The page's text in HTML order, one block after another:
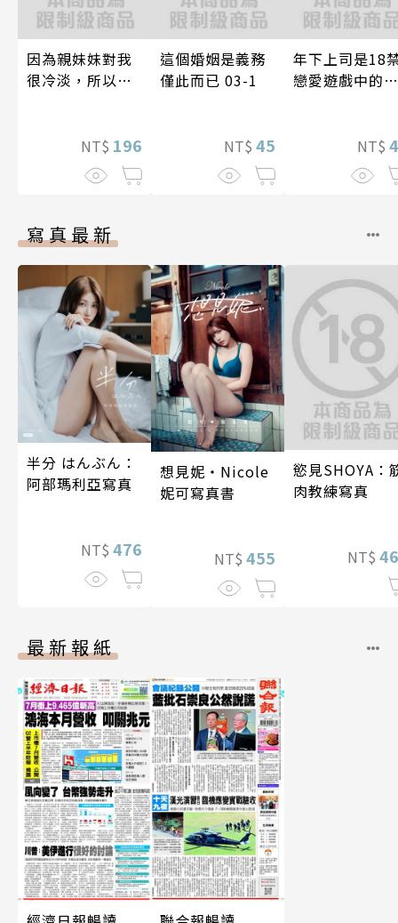
因為親妹妹對我
很冷淡，所以只
NT$ 196
這個婚姻是義務
僅此而已 03-1
NT$ 45
年下上司是18
戀愛遊戲中的我
NT$
寫真最新
半分 はんぶん：
阿部瑪利亞寫真
NT$ 476
想見妮‧Nicole
妮可寫真書
NT$ 455
慾見SHOYA：
肉教練寫真
NT$
最新報紙